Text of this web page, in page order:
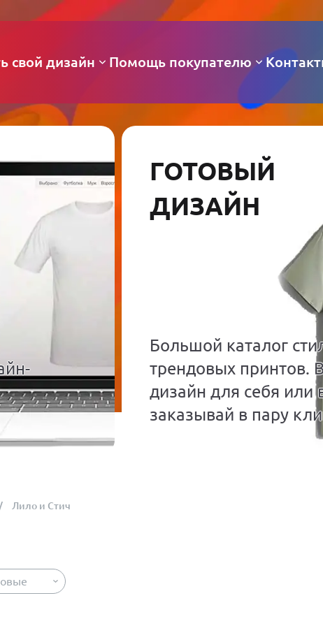
свой дизайн Помощь покупателю
ГОТОВЫЙ
ДИЗАЙН
Большой каталог
трендовых принтов.
дизайн для себя или
заказывай в пару
Лило и Стич